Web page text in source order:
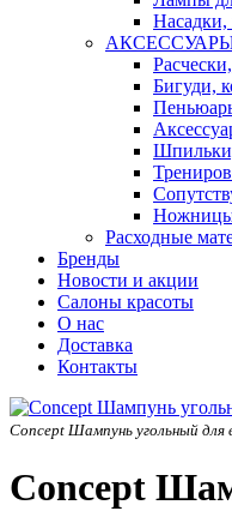
Бигуди,
Расходные
Бренды
Новости и акции
Салоны красоты
О нас
Доставка
Контакты
Concept Шампунь угольный
Concept